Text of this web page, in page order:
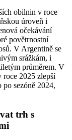
obilnin v roce
úroveň i
očekávání
povětrnostní
V Argentině se
srážkám, i
průměrem. V
roce 2025 zlepší
sezóně 2024,
trh s